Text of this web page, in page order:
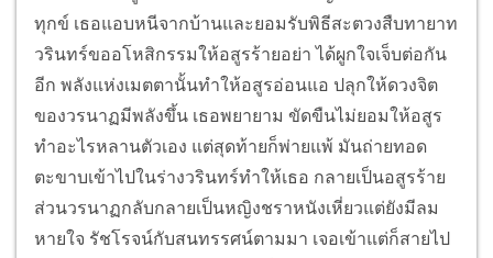
ทุกข์ เธอแอบหนีจากบ้านและยอมรับพิธีสะตวงสืบทายาท
วรินทร์ขออโหสิกรรมให้อสูรร้ายอย่า ได้ผูกใจเจ็บต่อกัน
อีก พลังแห่งเมตตานั้นทำให้อสูรอ่อนแอ ปลุกให้ดวงจิต
ของวรนาฏมีพลังขึ้น เธอพยายาม ขัดขืนไม่ยอมให้อสูร
ทำอะไรหลานตัวเอง แต่สุดท้ายก็พ่ายแพ้ มันถ่ายทอด
ตะขาบเข้าไปในร่างวรินทร์ทำให้เธอ กลายเป็นอสูรร้าย
ส่วนวรนาฏกลับกลายเป็นหญิงชราหนังเหี่ยวแต่ยังมีลม
หายใจ รัชโรจน์กับสนทรรศน์ตามมา เจอเข้าแต่ก็สายไป